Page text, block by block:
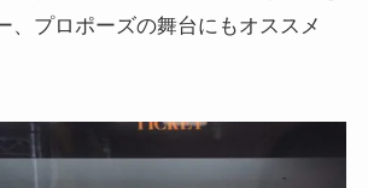
、プロポーズの舞台にもオススメ